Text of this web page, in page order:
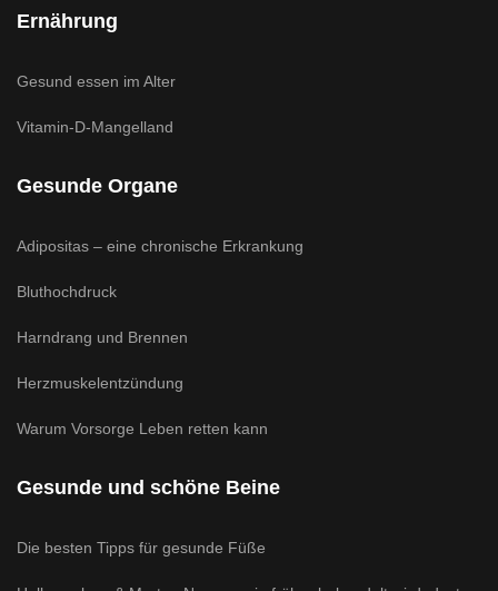
Ernährung
Gesund essen im Alter
Vitamin-D-Mangelland
Gesunde Organe
Adipositas – eine chronische Erkrankung
Bluthochdruck
Harndrang und Brennen
Herzmuskelentzündung
Warum Vorsorge Leben retten kann
Gesunde und schöne Beine
Die besten Tipps für gesunde Füße